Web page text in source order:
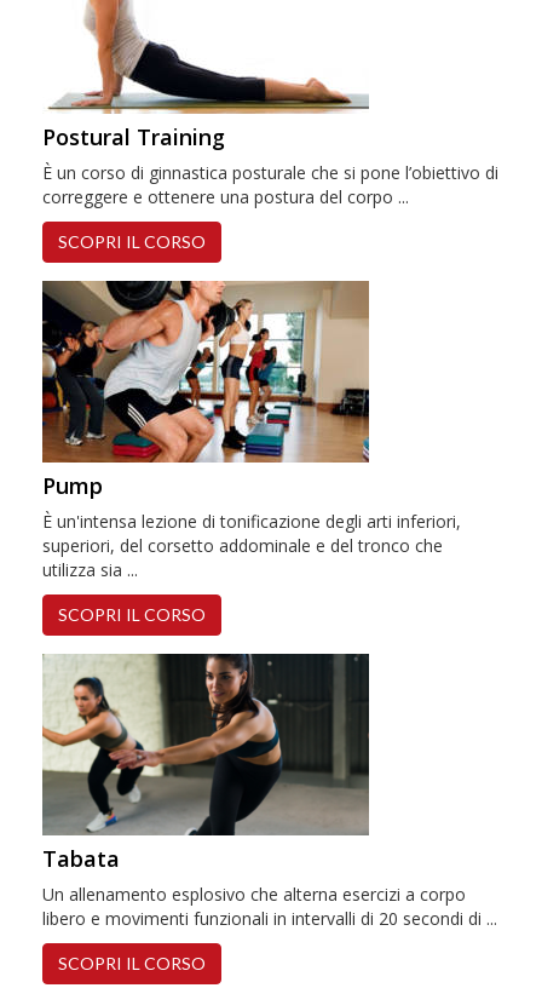
Postural Training
È un corso di ginnastica posturale che si pone l’obiettivo di
correggere e ottenere una postura del corpo ...
SCOPRI IL CORSO
Pump
È un'intensa lezione di tonificazione degli arti inferiori,
superiori, del corsetto addominale e del tronco che
utilizza sia ...
SCOPRI IL CORSO
Tabata
Un allenamento esplosivo che alterna esercizi a corpo
libero e movimenti funzionali in intervalli di 20 secondi di ...
SCOPRI IL CORSO